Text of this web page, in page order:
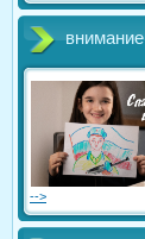
внимание
-->